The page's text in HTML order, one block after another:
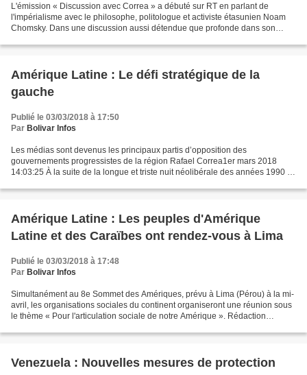
L'émission « Discussion avec Correa » a débuté sur RT en parlant de
l'impérialisme avec le philosophe, politologue et activiste étasunien Noam
Chomsky. Dans une discussion aussi détendue que profonde dans son
Amérique Latine : Le défi stratégique de la
gauche
Publié le 03/03/2018 à 17:50
Par Bolivar Infos
Les médias sont devenus les principaux partis d’opposition des
gouvernements progressistes de la région Rafael Correa1er mars 2018
14:03:25 À la suite de la longue et triste nuit néolibérale des années 1990 –
Amérique Latine : Les peuples d'Amérique
Latine et des Caraïbes ont rendez-vous à Lima
Publié le 03/03/2018 à 17:48
Par Bolivar Infos
Simultanément au 8e Sommet des Amériques, prévu à Lima (Pérou) à la mi-
avril, les organisations sociales du continent organiseront une réunion sous
le thème « Pour l'articulation sociale de notre Amérique ». Rédaction
Venezuela : Nouvelles mesures de protection